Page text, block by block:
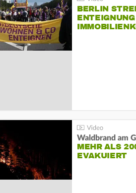
BERLIN
Waldbrand am
MEHR ALS
EVAKUIERT